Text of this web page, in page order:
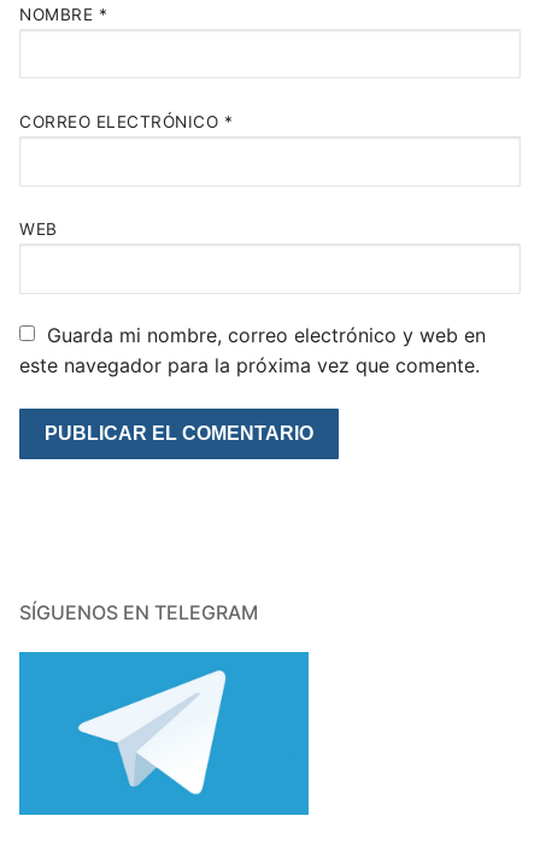
NOMBRE *
CORREO ELECTRÓNICO *
WEB
Guarda mi nombre, correo electrónico y web en
este navegador para la próxima vez que comente.
SÍGUENOS EN TELEGRAM